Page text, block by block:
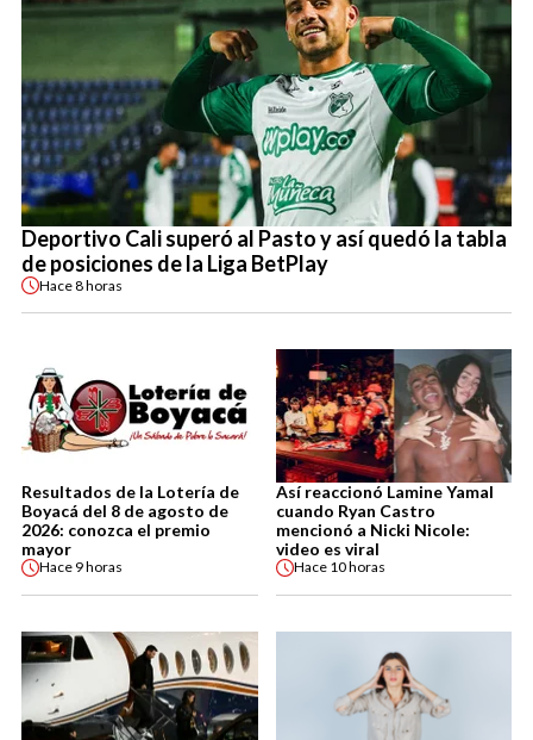
Deportivo Cali superó al Pasto y así quedó la tabla
de posiciones de la Liga BetPlay
Hace8 horas
Resultados de la Lotería de
Boyacá del 8 de agosto de
2026: conozca el premio
mayor
Hace 9 horas
Así reaccionó Lamine Yamal
cuando Ryan Castro
mencionó a Nicki Nicole:
video es viral
Hace 10 horas